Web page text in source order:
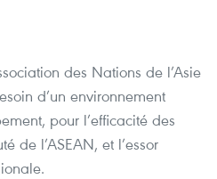
des Nations de l’Asie
d’un environnement
pour l’efficacité des
de l’ASEAN, et l’essor